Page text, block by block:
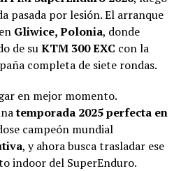
pasada por lesión. El arranque
Gliwice, Polonia, donde
de suKTM 300 EXC con la
completa de siete rondas.
en mejor momento.
temporada 2025 perfecta en
campeón mundial
, y ahora busca trasladar ese
indoor del SuperEnduro.